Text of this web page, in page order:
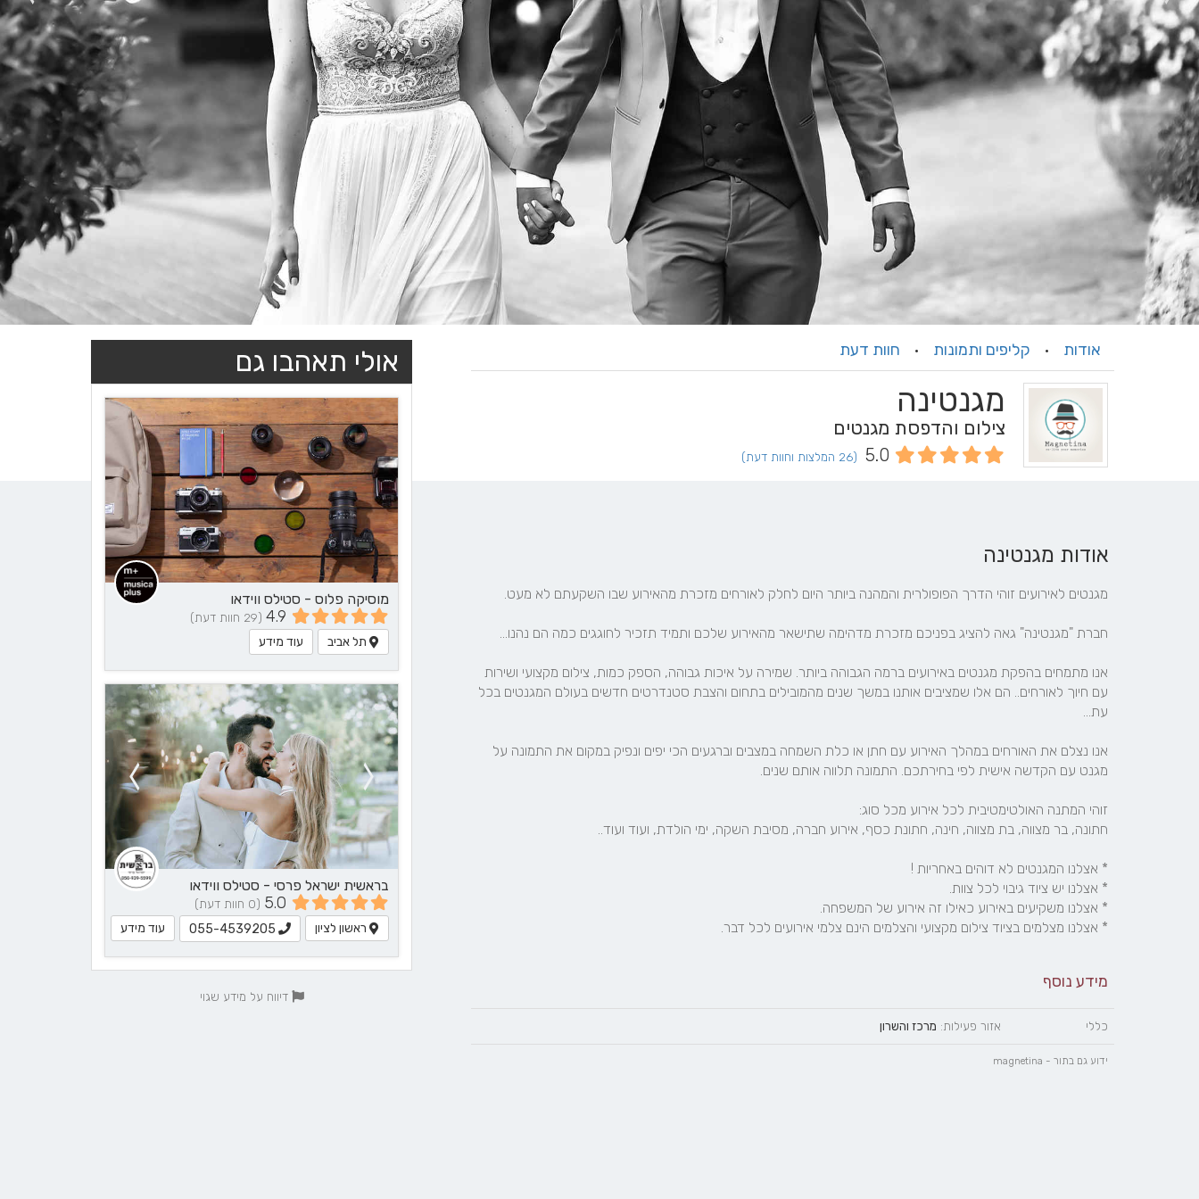
אודות · קליפים ותמונות · חוות דעת אולי תאהבו גם
מוסיקה פלוס - סטילס ווידאו
4.9 (29 חוות דעת)
תל אביב עוד מידע
בראשית ישראל פרסי - סטילס ווידאו
5.0 (0 חוות דעת)
ראשון לציון 055-4539205 עוד מידע
דיווח על מידע שגוי
מגנטינה
צילום והדפסת מגנטים
5.0 (26 המלצות וחוות דעת)
אודות מגנטינה
* אצלנו מצלמים בציוד צילום מקצועי והצלמים הינם צלמי אירועים לכל דבר.
מידע נוסף
כללי אזור פעילות: מרכז והשרון
ידוע גם בתור - magnetina